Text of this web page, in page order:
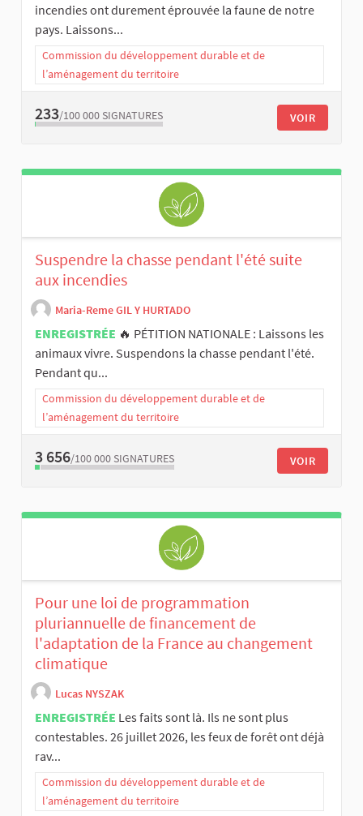
incendies ont durement éprouvée la faune de notre
pays. Laissons...
Commission du développement durable et de
l’aménagement du territoire
233/100 000 SIGNATURES VOIR
Suspendre la chasse pendant l'été suite
aux incendies
Maria-Reme GIL Y HURTADO
ENREGISTRÉE 🔥 PÉTITION NATIONALE : Laissons les
animaux vivre. Suspendons la chasse pendant l'été.
Pendant qu...
Commission du développement durable et de
l’aménagement du territoire
3 656/100 000 SIGNATURES VOIR
Pour une loi de programmation
pluriannuelle de financement de
l'adaptation de la France au changement
climatique
Lucas NYSZAK
ENREGISTRÉE Les faits sont là. Ils ne sont plus
contestables. 26 juillet 2026, les feux de forêt ont déjà
rav...
Commission du développement durable et de
l’aménagement du territoire